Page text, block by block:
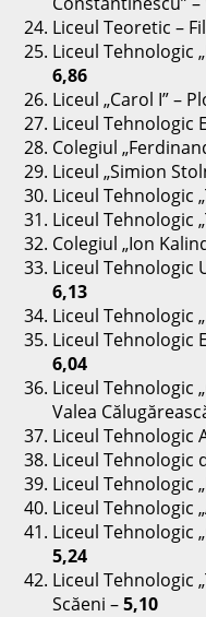
Liceul Teoretic –
Liceul Tehnologic
6,86
Liceul „Carol I” –
Liceul Tehnologic
Colegiul
Liceul „Simion
Liceul Tehnologic
Liceul Tehnologic
Colegiul „Ion
Liceul Tehnologic
6,13
Liceul Tehnologic
Liceul Tehnologic
6,04
Liceul Tehnologic
Valea
Liceul Tehnologic
Liceul Tehnologic
Liceul Tehnologic
Liceul Tehnologic
Liceul Tehnologic
5,24
Liceul Tehnologic
Scăeni –5,10